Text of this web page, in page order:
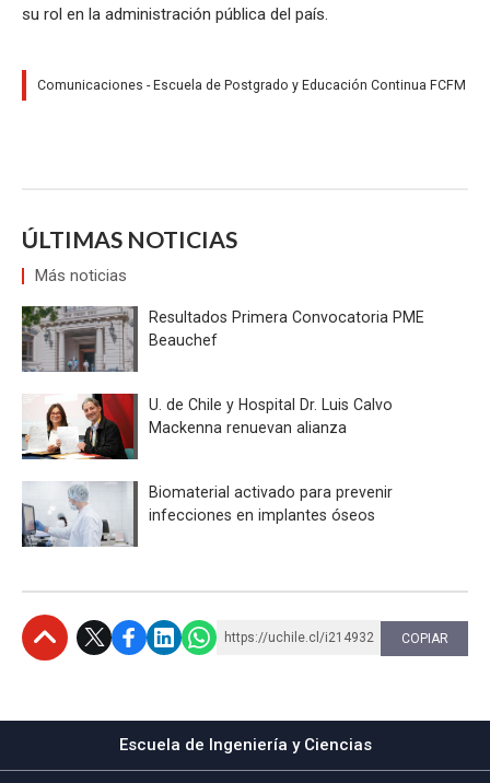
su rol en la administración pública del país.
Comunicaciones - Escuela de Postgrado y Educación Continua FCFM
ÚLTIMAS NOTICIAS
Más noticias
Resultados Primera Convocatoria PME
Beauchef
U. de Chile y Hospital Dr. Luis Calvo
Mackenna renuevan alianza
Biomaterial activado para prevenir
infecciones en implantes óseos
https://uchile.cl/i214932 COPIAR
Escuela de Ingeniería y Ciencias